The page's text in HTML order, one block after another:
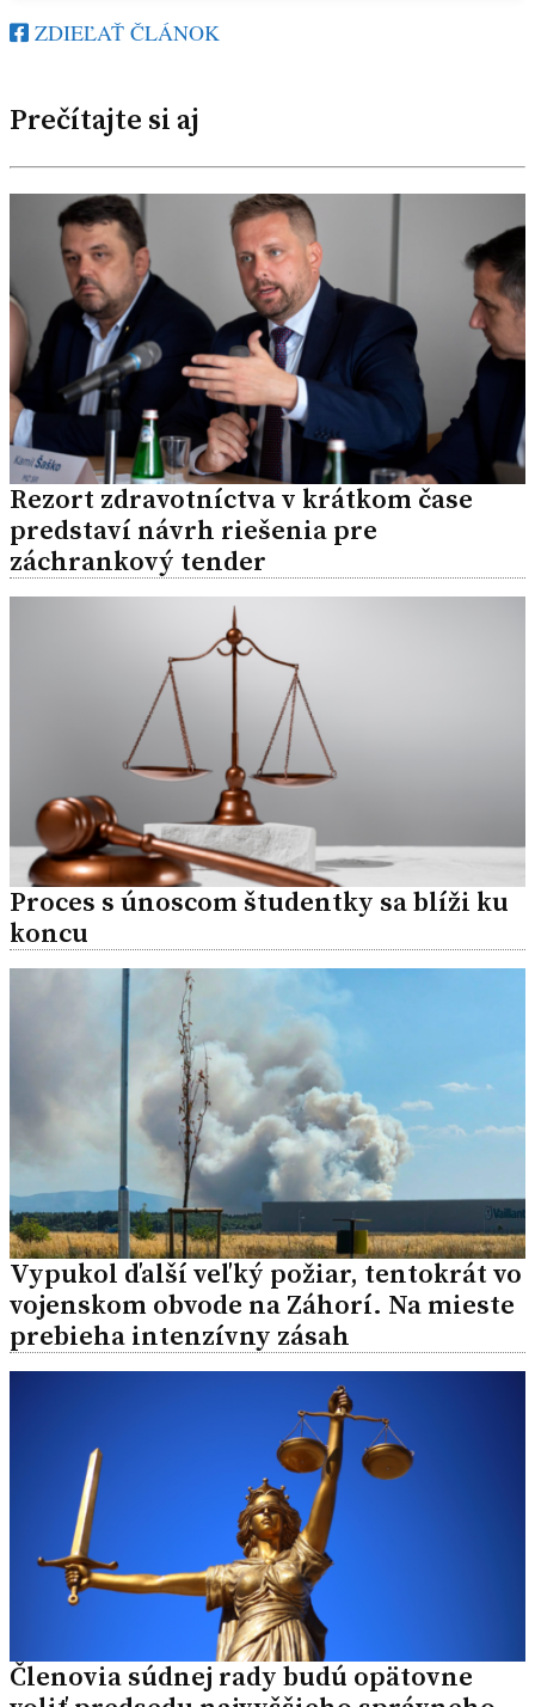
ZDIEĽAŤ ČLÁNOK
Prečítajte si aj
Rezort zdravotníctva v krátkom čase
predstaví návrh riešenia pre
záchrankový tender
Proces s únoscom študentky sa blíži ku
koncu
Vypukol ďalší veľký požiar, tentokrát vo
vojenskom obvode na Záhorí. Na mieste
prebieha intenzívny zásah
Členovia súdnej rady budú opätovne